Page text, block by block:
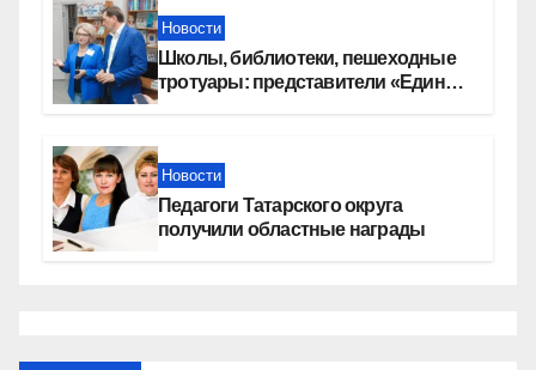
Новости
Школы, библиотеки, пешеходные
тротуары: представители «Единой
Новости
Педагоги Татарского округа
получили областные награды